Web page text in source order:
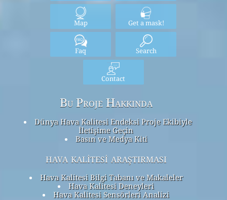
Map Get a mask!
Faq Search
Contact
Bu Proje Hakkında
Dünya Hava Kalitesi Endeksi Proje Ekibiyle
İletişime Geçin
Basın ve Medya Kiti
hava kalitesi araştırması
Hava Kalitesi Bilgi Tabanı ve Makaleler
Hava Kalitesi Deneyleri
Hava Kalitesi Sensörleri Analizi